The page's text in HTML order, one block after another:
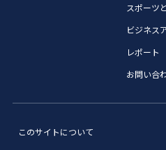
スポーツ
ビジネス
レポート
お問い合
このサイトについて